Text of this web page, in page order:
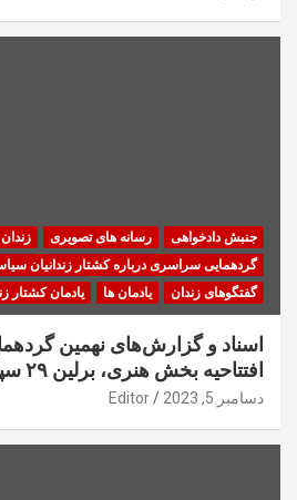
جنبش دادخواهی رسانه های تصویری
گردهمایی سراسری درباره کشتار زندانیان
گفتگوهای زندان
یادمان ها یادمان کشتار
اسناد و گزارش‌های نهمین
افتتاحیه بخش هنری، برلین ۲۹ سپتامبر ۲۰۲۳
دسامبر 5, 2023 Editor